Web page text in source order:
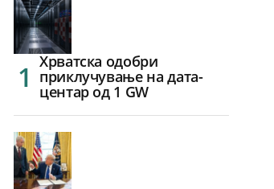
Хрватска одобри
приклучување на дата-
центар од 1 GW